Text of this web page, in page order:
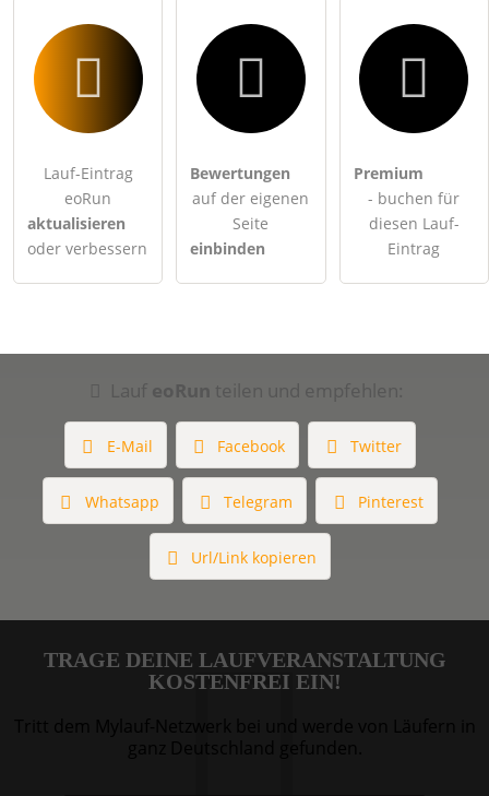
Eintrag zu stellen
Lauf-Eintrag
eoRun
aktualisieren
oder verbessern
Bewertungen
auf der eigenen
Seite
einbinden
Premium
- buchen für
diesen Lauf-
Eintrag
Lauf eoRun teilen und empfehlen:
E-Mail Facebook Twitter
Whatsapp Telegram Pinterest
Url/Link kopieren
TRAGE DEINE LAUFVERANSTALTUNG
KOSTENFREI EIN!